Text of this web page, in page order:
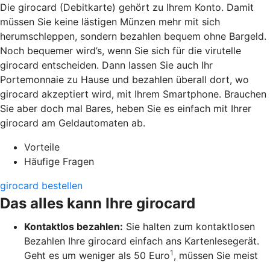
Die girocard (Debitkarte) gehört zu Ihrem Konto. Damit
müssen Sie keine lästigen Münzen mehr mit sich
herumschleppen, sondern bezahlen bequem ohne Bargeld.
Noch bequemer wird’s, wenn Sie sich für die virutelle
girocard entscheiden. Dann lassen Sie auch Ihr
Portemonnaie zu Hause und bezahlen überall dort, wo
girocard akzeptiert wird, mit Ihrem Smartphone. Brauchen
Sie aber doch mal Bares, heben Sie es einfach mit Ihrer
girocard am Geldautomaten ab.
Vorteile
Häufige Fragen
girocard bestellen
Das alles kann Ihre girocard
Kontaktlos bezahlen: Sie halten zum kontaktlosen
Bezahlen Ihre girocard einfach ans Kartenlesegerät.
Geht es um weniger als 50 Euro1 , müssen Sie meist